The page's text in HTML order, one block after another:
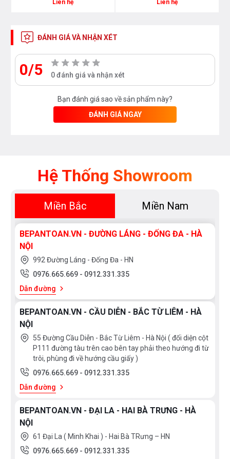
Liên hệ Liên hệ
ĐÁNH GIÁ VÀ NHẬN XÉT
0/5 0 đánh giá và nhận xét
Bạn đánh giá sao về sản phẩm này?
ĐÁNH GIÁ NGAY
Hệ Thống Showroom
Miền Bắc Miền Nam
BEPANTOAN.VN - ĐƯỜNG LÁNG - ĐỐNG ĐA - HÀ
NỘI
992 Đường Láng - Đống Đa - HN
0976.665.669 - 0912.331.335
Dẫn đường
BEPANTOAN.VN - CẦU DIỄN - BẮC TỪ LIÊM - HÀ
NỘI
55 Đường Cầu Diễn - Bắc Từ Liêm - Hà Nội ( đối diện cột
P111 đường tàu trên cao bên tay phải theo hướng đi từ
trôi, phùng đi về hướng cầu giấy )
0976.665.669 - 0912.331.335
Dẫn đường
BEPANTOAN.VN - ĐẠI LA - HAI BÀ TRƯNG - HÀ
NỘI
61 Đại La ( Minh Khai ) - Hai Bà TRưng – HN
0976.665.669 - 0912.331.335